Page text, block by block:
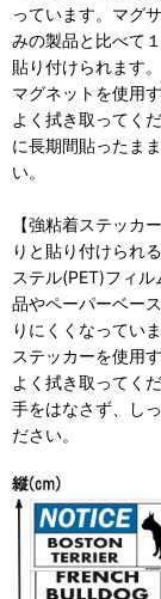
っています。マグ
みの製品と比べて
貼り付けられます。
マグネットを使用
よく拭き取ってく
に長期間貼ったま
い。
【強粘着ステッカ
りと貼り付けられ
ステル(PET)フィ
品やペーパーベー
りにくくなっていま
ステッカーを使用
よく拭き取ってく
手をはなさず、し
ださい。